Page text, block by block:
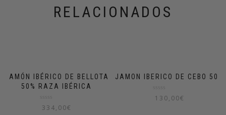
RELACIONADOS
JAMÓN IBÉRICO DE BELLOTA
50% RAZA IBÉRICA
Valorado
en
334,00€
JAMON IBERICO DE CEBO 50%
Valorado
en
130,00€